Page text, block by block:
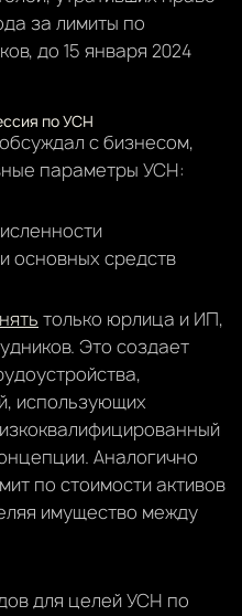
за лимиты по
до 15 января 2024
по УСН
с бизнесом,
параметры УСН:
основных средств
только юрлица и ИП,
Это создает
использующих
Аналогично
по стоимости активов
имущество между
для целей УСН по